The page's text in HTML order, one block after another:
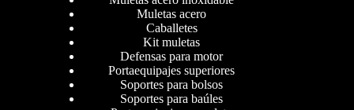
Muletas acero
Caballetes
Kit muletas
Defensas para motor
Portaequipajes superiores
Soportes para bolsos
Soportes para baúles